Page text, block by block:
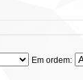
Em ordem: